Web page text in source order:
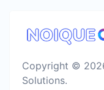
Copyright ©
Solutions.